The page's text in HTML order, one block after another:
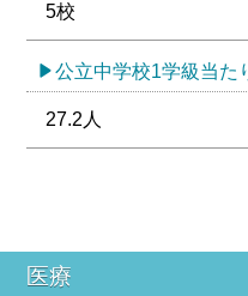
5校
公立中学校1学級当た
27.2人
医療